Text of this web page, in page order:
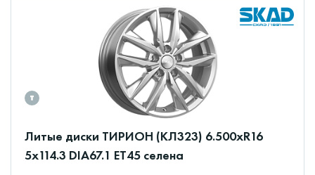
Литые диски ТИРИОН (КЛ323) 6.500xR16
5x114.3 DIA67.1 ET45 селена